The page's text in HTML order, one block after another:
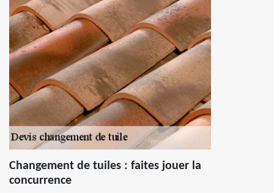
Changement de tuiles : faites jouer la
concurrence